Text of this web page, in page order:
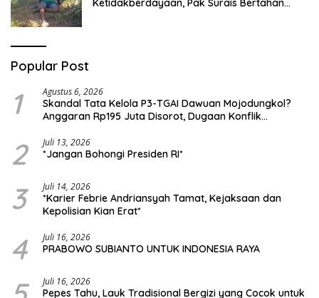
Ketidakberdayaan, Pak Surais Bertahan
Popular Post
1 Agustus 6, 2026
Skandal Tata Kelola P3-TGAI Dawuan Mojodungkol?
Anggaran Rp195 Juta Disorot, Dugaan Konflik
2 Juli 13, 2026
*Jangan Bohongi Presiden RI*
3 Juli 14, 2026
*Karier Febrie Andriansyah Tamat, Kejaksaan dan
Kepolisian Kian Erat*
4 Juli 16, 2026
PRABOWO SUBIANTO UNTUK INDONESIA RAYA
Juli 16, 2026
Pepes Tahu, Lauk Tradisional Bergizi yang Cocok untuk